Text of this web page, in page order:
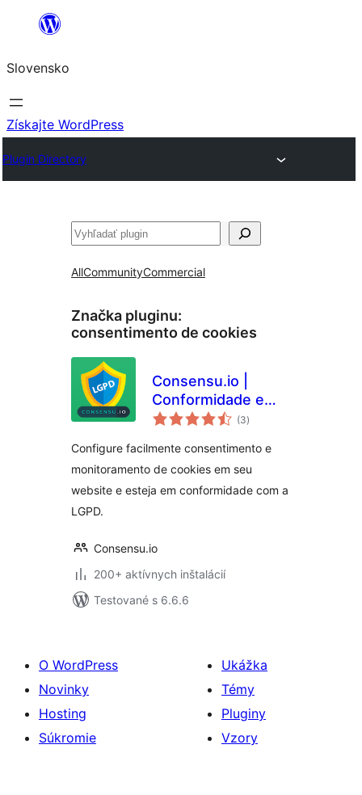
Prejsť
obsah
Slovensko
Získajte WordPress
Plugin Directory
Hľadať
AllCommunityCommercial
Značka pluginu:
consentimento de cookies
Consensu.io |
Conformidade e
Consentimento de
(3celkové
hodnotenie
)
Configure facilmente consentimento e
monitoramento de cookies em seu
website e esteja em conformidade com a
LGPD.
Consensu.io
200+ aktívnych inštalácií
Testované s 6.6.6
O WordPress
Novinky
Hosting
Súkromie
Ukážka
Témy
Pluginy
Vzory